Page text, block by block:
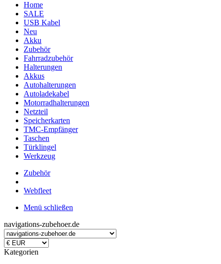
Home
SALE
USB Kabel
Neu
Akku
Zubehör
Fahrradzubehör
Halterungen
Akkus
Autohalterungen
Autoladekabel
Motorradhalterungen
Netzteil
Speicherkarten
TMC-Empfänger
Taschen
Türklingel
Werkzeug
Zubehör
Webfleet
Menü schließen
navigations-zubehoer.de
Kategorien